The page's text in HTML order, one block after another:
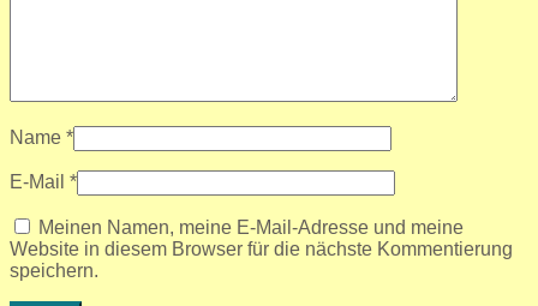
Name *
E-Mail *
Meinen Namen, meine E-Mail-Adresse und meine
Website in diesem Browser für die nächste Kommentierung
speichern.